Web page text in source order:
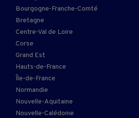
Bourgogne-Franche-Comté
Bretagne
Centre-Val de Loire
Corse
Grand Est
Hauts-de-France
Île-de-France
Normandie
Nouvelle-Aquitaine
Nouvelle-Calédonie